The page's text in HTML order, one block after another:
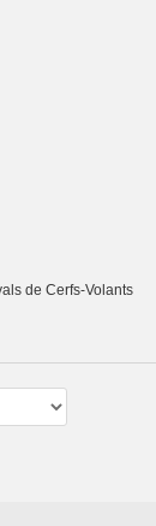
de Cerfs-Volants